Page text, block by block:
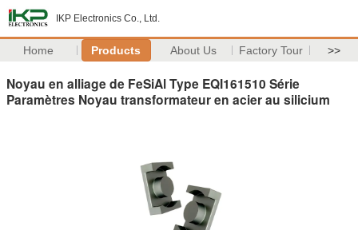
IKP Electronics Co., Ltd.
Home Products About Us Factory Tour >>
Noyau en alliage de FeSiAl Type EQI161510 Série
Paramètres Noyau transformateur en acier au silicium